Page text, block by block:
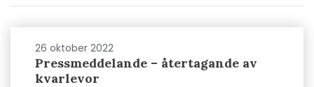
26 oktober 2022
Pressmeddelande – återtagande av
kvarlevor